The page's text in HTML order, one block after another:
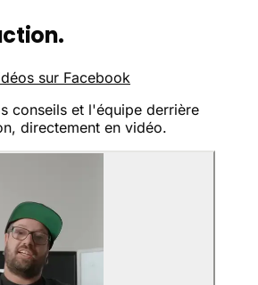
sur Facebook
conseils et l'équipe derrière
directement en vidéo.